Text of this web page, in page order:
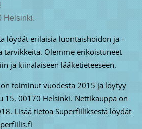
Helsinki.
löydät erilaisia luontaishoidon ja -
tarvikkeita. Olemme erikoistuneet
ja kiinalaiseen lääketieteeseen.
toiminut vuodesta 2015 ja löytyy
15, 00170 Helsinki. Nettikauppa on
Lisää tietoa Superfiiliksestä löydät